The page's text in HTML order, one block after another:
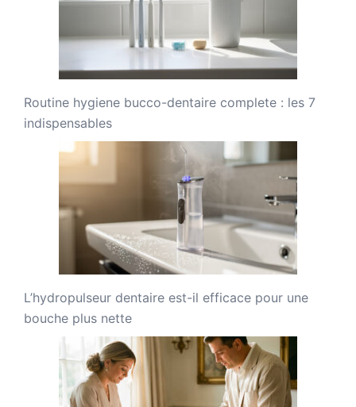
Routine hygiene bucco-dentaire complete : les 7
indispensables
L’hydropulseur dentaire est-il efficace pour une
bouche plus nette